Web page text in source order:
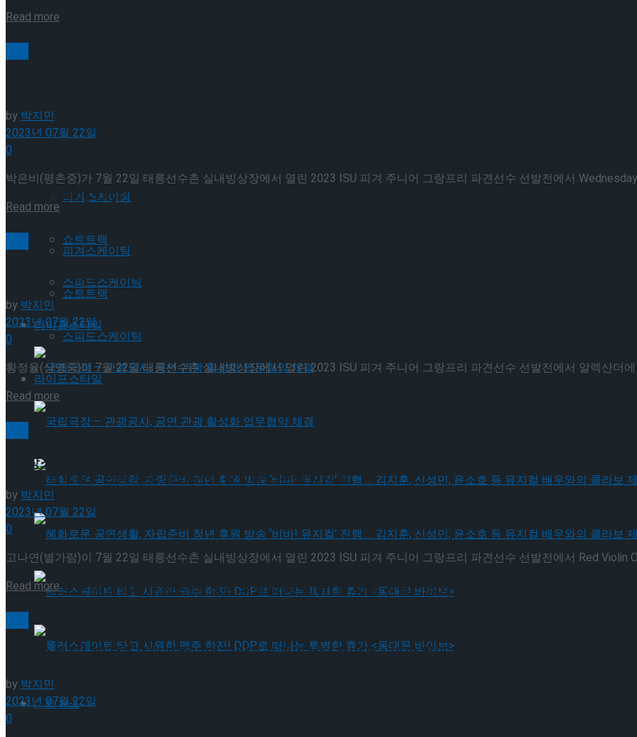
Trending Tags
피겨스케이팅
쇼트트랙
스피드스케이팅
라이프스타일
국립극장 – 관광공사, 공연 관광 활성화 업무협약 체결
혜화로운 공연생활, 자립준비 청년 후원 방송 ‘비바! 뮤지컬’ 진행 … 김지훈, 신성민, 윤소호 등 뮤지컬
롤러스케이트 타고 시원한 맥주 한잔! DDP로 떠나는 특별한 휴가 <동대문 바이브>
포토뉴스
[현장스케치] 이규리-전효은-김지유-박하영, 2026 ISU 피겨 JGP 파견선수 선발전 프리 스케이팅 경기
[현장스케치] 김민송-문지원-정수빈-이효원-최진아, 2026 ISU 피겨 JGP 파견선수 선발전 프리 스케
Trending Tags
피겨스케이팅
쇼트트랙
스피드스케이팅
라이프스타일
국립극장 – 관광공사, 공연 관광 활성화 업무협약 체결
혜화로운 공연생활, 자립준비 청년 후원 방송 ‘비바! 뮤지컬’ 진행 … 김지훈, 신성민, 윤소호 등 뮤지컬 배
롤러스케이트 타고 시원한 맥주 한잔! DDP로 떠나는 특별한 휴가 <동대문 바이브>
Read more
by 박지민
2023년 07월 22일
0
박은비(평촌중)가 7월 22일 태릉선수촌 실내빙상장에서 열린 2023 ISU 피겨 주니어 그랑프리 파견선수 선발전에서
Read more Details
[현장스케치] 2023 ISU 피겨 주니어 그랑프리 파견선수 선발전 – 빙판을 활주하는 알렉산더, 황정율(상명중)
by박지민
2023년 07월 22일
0
황정율(상명중)이 7월 22일 태릉선수촌 실내빙상장에서 열린 2023 ISU 피겨 주니어 그랑프리 파견선수 선발전에서 알렉산더에
Read more
[현장스케치] 2023 ISU 피겨 주니어 그랑프리 파견선수 선발전 – 붉은 바이올린의 선율, 고나연(별가람중)
by 박지민
2023년 07월 22일
0
고나연(별가람)이 7월 22일 태릉선수촌 실내빙상장에서 열린 2023 ISU 피겨 주니어 그랑프리 파견선수 선발전에서 Red Violin
Read moreDetails
[현장스케치] 2023 ISU 피겨 주니어 그랑프리 파견선수 선발전 – 빙판 위의 클레오파트라, 이은(진접중)
by박지민
2023년 07월 22일
0